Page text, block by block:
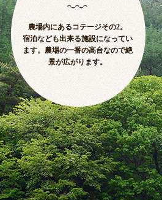
農場内にあるコテージその2。
宿泊なども出来る施設になってい
ます。農場の一番の高台なので絶
景が広がります。